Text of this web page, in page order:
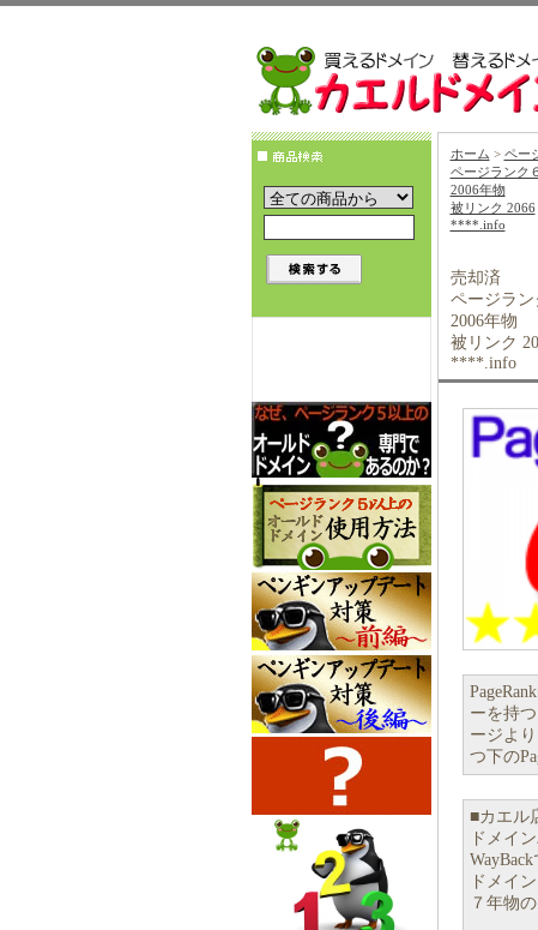
ホーム > ペー
ページランク
2006年物
被リンク 2066
****.info
売却済
ページラン
2006年物
被リンク
****.info
ーを持
ージよ
つ下の
■カエル
ドメイ
ドメイ
７年物